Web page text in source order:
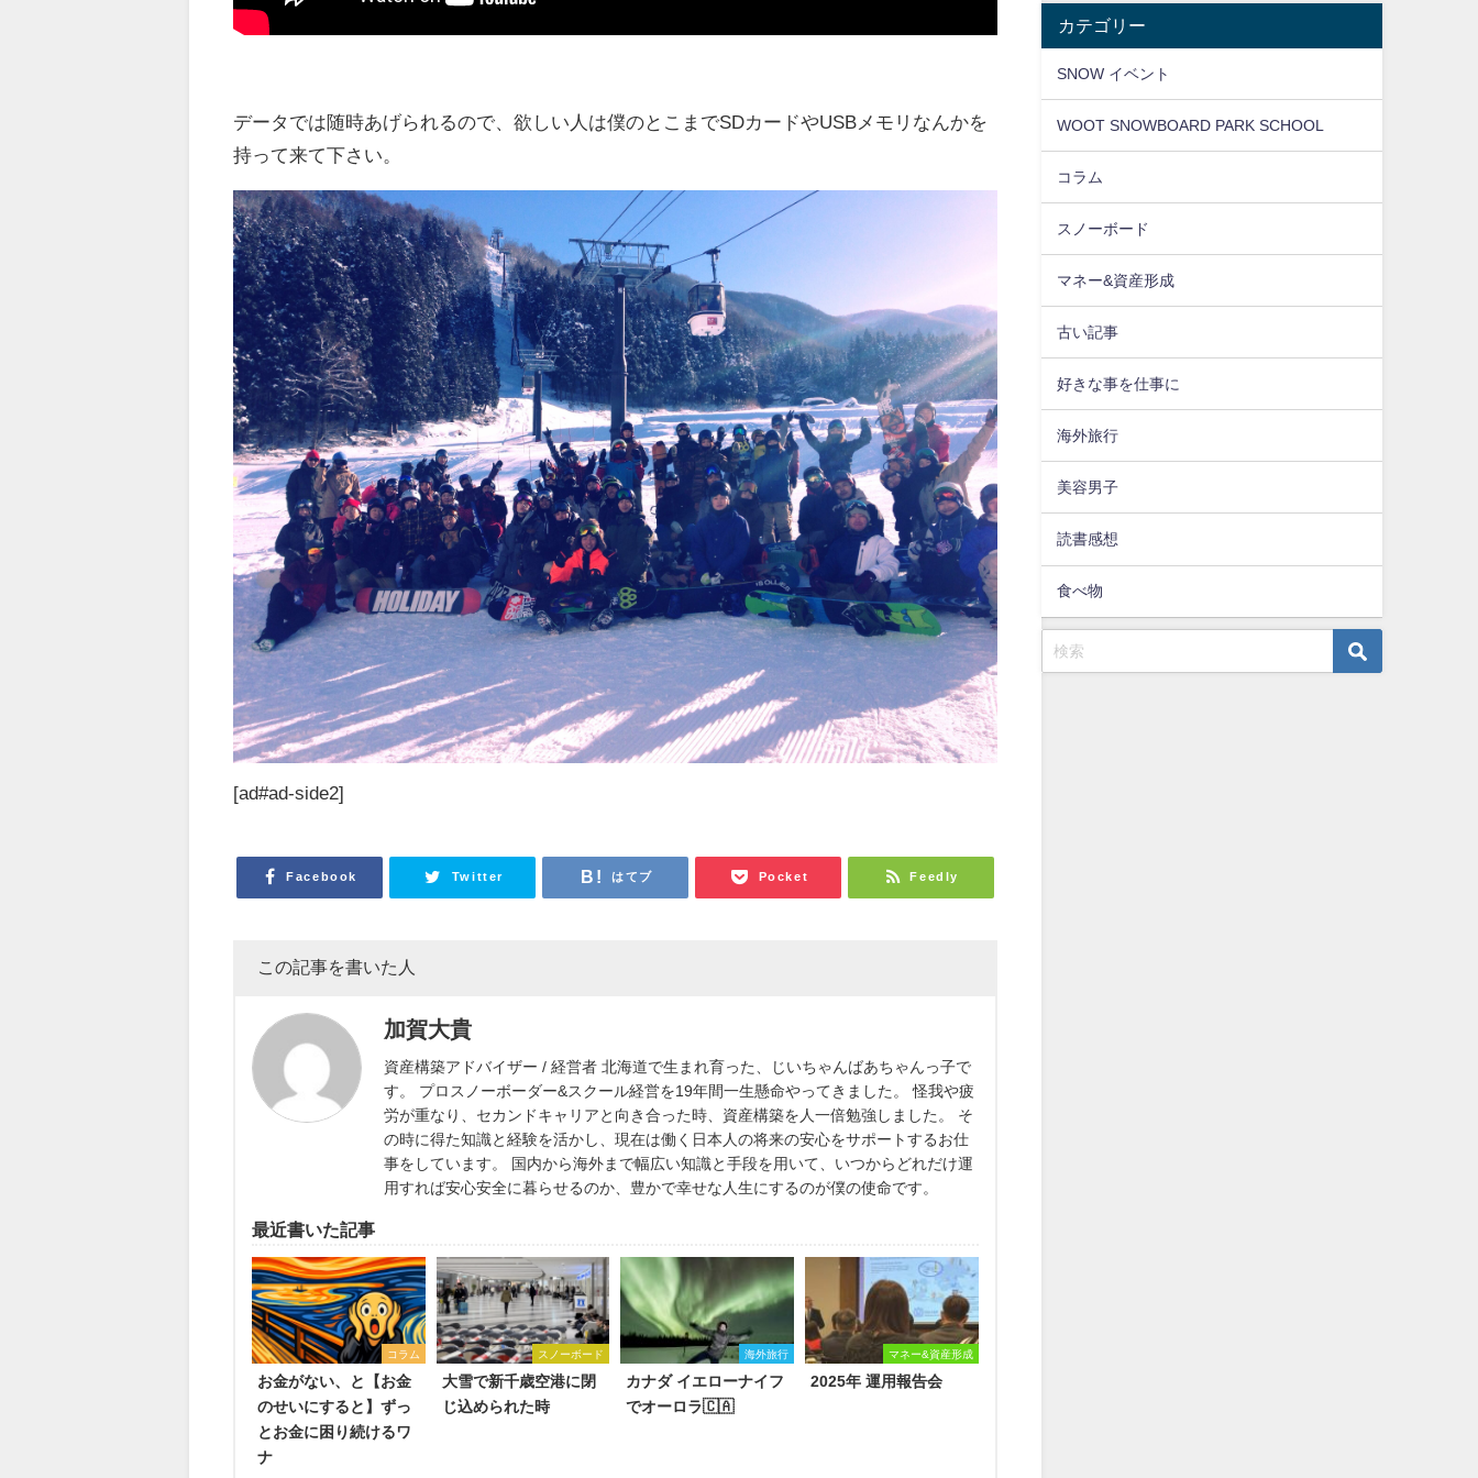
データでは随時あげられるので、欲しい人は僕のとこまでSDカードやUSBメモリなんかを
持って来て下さい。
[ad#ad-side2]
Facebook Twitter はてブ Pocket Feedly
この記事を書いた人
加賀大貴
資産構築アドバイザー / 経営者 北海道で生まれ育った、じいちゃんばあちゃんっ子で
す。 プロスノーボーダー&スクール経営を19年間一生懸命やってきました。 怪我や疲
労が重なり、セカンドキャリアと向き合った時、資産構築を人一倍勉強しました。 そ
の時に得た知識と経験を活かし、現在は働く日本人の将来の安心をサポートするお仕
事をしています。 国内から海外まで幅広い知識と手段を用いて、いつからどれだけ運
用すれば安心安全に暮らせるのか、豊かで幸せな人生にするのが僕の使命です。
最近書いた記事
コラム
お金がない、と【お金
のせいにすると】ずっ
とお金に困り続けるワ
ナ
スノーボード
大雪で新千歳空港に閉
じ込められた時
海外旅行
カナダ イエローナイフ
でオーロラ🇨🇦
マネー&資産形成
2025年 運用報告会
カテゴリー
SNOW イベント
WOOT SNOWBOARD PARK SCHOOL
コラム
スノーボード
マネー&資産形成
古い記事
好きな事を仕事に
海外旅行
美容男子
読書感想
食べ物